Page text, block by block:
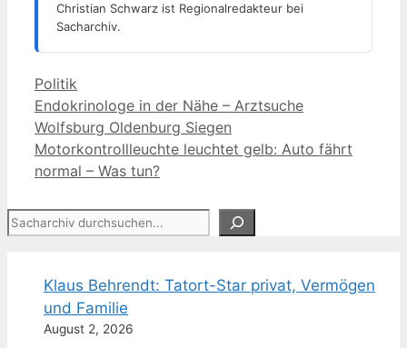
Christian Schwarz ist Regionalredakteur bei
Sacharchiv.
Kategorien
Politik
Endokrinologe in der Nähe – Arztsuche
Wolfsburg Oldenburg Siegen
Motorkontrollleuchte leuchtet gelb: Auto fährt
normal – Was tun?
Suchen
Klaus Behrendt: Tatort-Star privat, Vermögen
und Familie
August 2, 2026